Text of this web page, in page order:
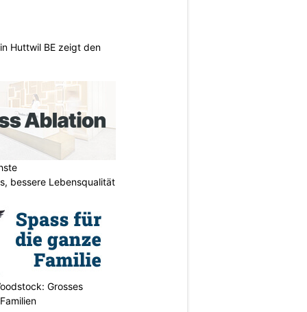
Huttwil BE zeigt den
bessere Lebensqualität
Grosses